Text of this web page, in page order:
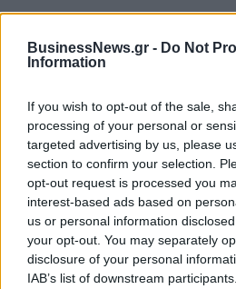
BusinessNews.gr - Do Not
Information
If you wish to opt-out of the sale,
processing of your personal or
targeted advertising by us, please
section to confirm your selection.
opt-out request is processed you
interest-based ads based on
us or personal information
your opt-out. You may separately
disclosure of your personal
IAB’s list of downstream
ΔΗΜΟΦΙΛΗ
Έρευνα ΕΟΤ: Η Ελλάδα στις
των Ευρωπαίων ταξιδιωτών
07/08/2026 - 10:56 ΤΟΥΡΙΣΜΟΣ
Ατρόμητος και Novibet